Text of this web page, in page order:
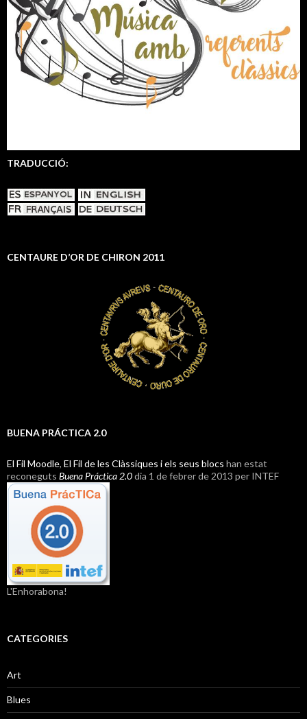
TRADUCCIÓ:
CENTAURE D’OR DE CHIRON 2011
BUENA PRÁCTICA 2.0
El Fil Moodle, El Fil de les Clàssiques i els seus blocs han estat
reconeguts Buena Práctica 2.0dia 1 de febrer de 2013 per INTEF
L'Enhorabona!
CATEGORIES
Art
Blues